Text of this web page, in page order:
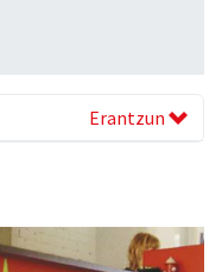
Erantzun